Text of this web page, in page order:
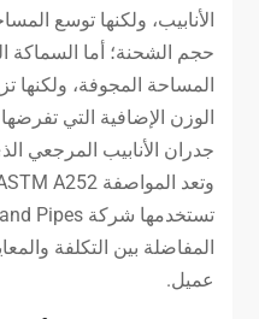
الأنابيب، ولكنها توسع
حجم الشحنة؛ أما السماكة
المساحة المجوفة، ولكنها
الوزن الإضافية التي
جدران الأنابيب المرجعي
المفاضلة بين التكلفة
عميل.